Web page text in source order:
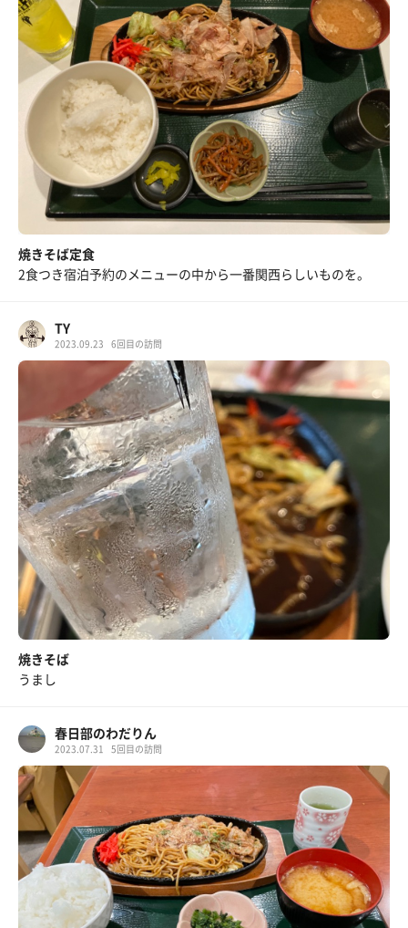
焼きそば定食
2食つき宿泊予約のメニューの中から一番関西らしいものを。
TY
2023.09.23 6回目の訪問
焼きそば
うまし
春日部のわだりん
2023.07.31 5回目の訪問